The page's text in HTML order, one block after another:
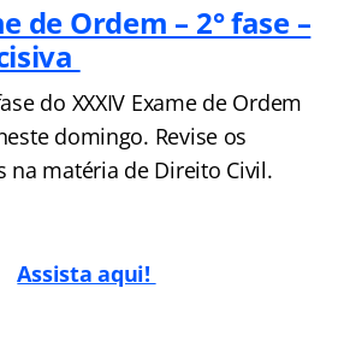
de Ordem – 2° fase –
do XXXIV Exame de Ordem
domingo. Revise os
na matéria de Direito Civil.
Assista aqui!